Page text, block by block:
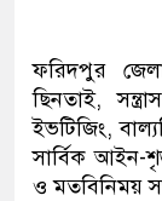
ফরিদপুর
ছিনতাই,
ইভটিজিং,
সার্বিক আইন-
ও মতবিনিময়